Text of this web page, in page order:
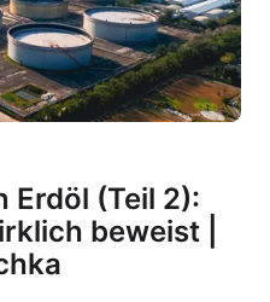
Erdöl (Teil 2):
beweist |